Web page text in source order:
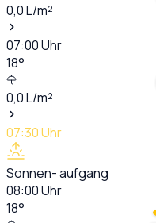
0,0L/m²
07:00Uhr
18°
0,0L/m²
07:30Uhr
Sonnen- aufgang
08:00Uhr
18°